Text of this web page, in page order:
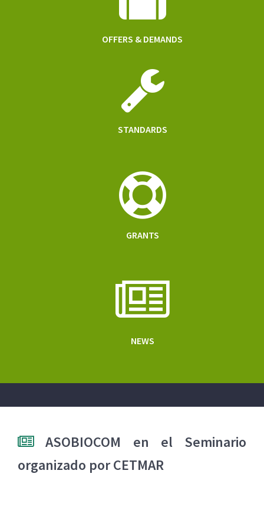
OFFERS & DEMANDS
STANDARDS
GRANTS
NEWS
ASOBIOCOM en el Seminario
organizado por CETMAR